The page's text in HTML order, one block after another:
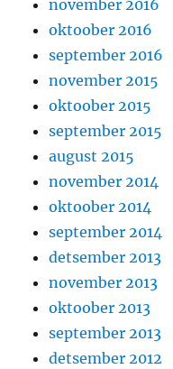
november 2016
oktoober 2016
september 2016
november 2015
oktoober 2015
september 2015
august 2015
november 2014
oktoober 2014
september 2014
detsember 2013
november 2013
oktoober 2013
september 2013
detsember 2012